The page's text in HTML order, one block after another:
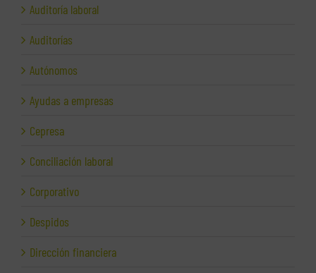
Auditoría laboral
Auditorías
Autónomos
Ayudas a empresas
Cepresa
Conciliación laboral
Corporativo
Despidos
Dirección financiera